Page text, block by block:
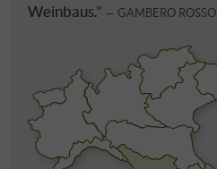
Weinbaus."
GAMBERO ROSSO